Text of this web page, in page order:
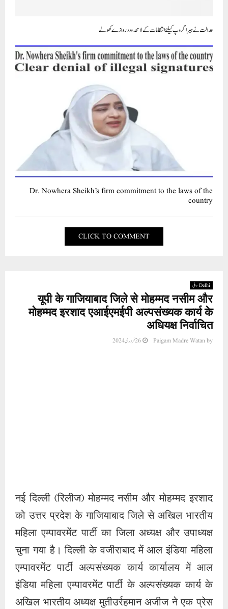
عدالت نے ہیرا گروپ کیلئے انتظامات کے لامحدود دروازے کھولے
Dr. Nowhera Sheikh’s firm commitment to the laws of the
country
CLICK TO COMMENT
Delhi دہلی
यूपी के गाजियाबाद जिले से मोहम्मद नसीम और
मोहम्मद इरशाद एआईएमईपी अल्पसंख्यक कार्य के
अधियक्ष निर्वाचित
by
Paigam Madre Watan 26 فروری 2024
विज्ञप्ति जारी कर कहा कि उत्तर प्रदेश के गाजियाबाद
जिले से मुहम्मद नसीम अधियक्ष और मुहम्मद इरशाद
उपाधियक्ष चुना गया है। इस पद पर चुने जाने के बाद
मुतीउर्रहमान अजीज ने अपने पदाधिकारी मुहम्मद नसीम
और मुहम्मद इरशाद को बधाई दी है और कहा है कि हमारी
ऑल इंडिया महिला एम्पावरमेंट पार्टी की सुप्रीमो और ऑल
इंडिया प्रेजिडेंट डॉ. नौहेरा शेख की शुभकामनाएं हर तरफ